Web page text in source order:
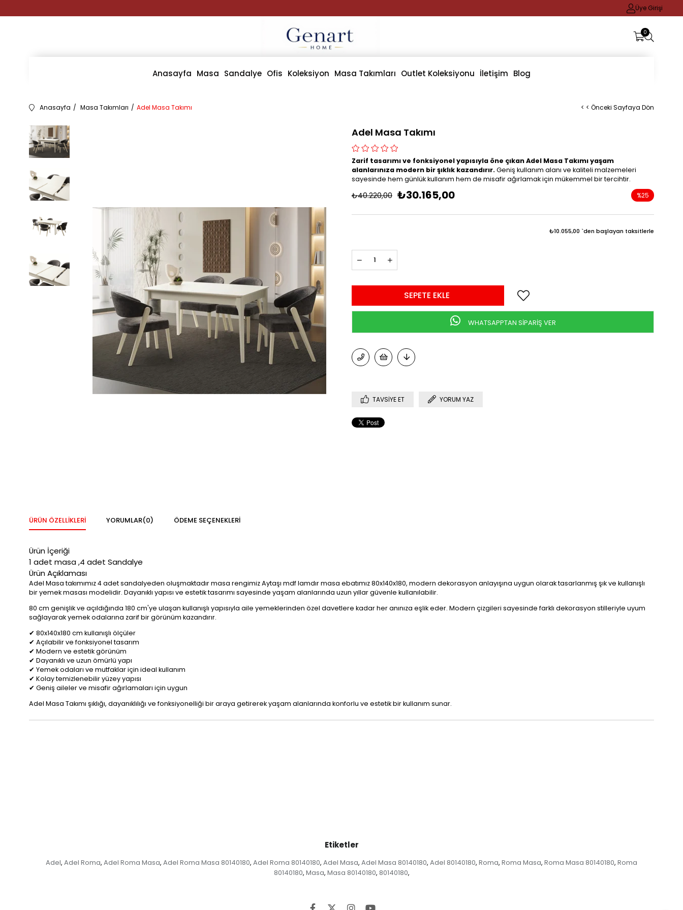
Üye Girişi
0
Anasayfa Masa Sandalye Ofis Koleksiyon Masa Takımları Outlet Koleksiyonu İletişim Blog
Anasayfa Masa Takımları Adel Masa Takımı < < Önceki Sayfaya Dön
Adel Masa Takımı
Zarif tasarımı ve fonksiyonel yapısıyla öne çıkan Adel Masa Takımı yaşam
alanlarınıza modern bir şıklık kazandırır.Geniş kullanım alanı ve kaliteli malzemeleri
sayesinde hem günlük kullanım hem de misafir ağırlamak için mükemmel bir tercihtir.
₺40.220,00 ₺30.165,00 %25
₺10.055,00 `den başlayan taksitlerle
WHATSAPPTAN SİPARİŞ VER
TAVSIYE ET YORUM YAZ
ÜRÜN ÖZELLIKLERI YORUMLAR(0) ÖDEME SEÇENEKLERI
Ürün İçeriği
1 adet masa ,4 adet Sandalye
Ürün Açıklaması
Adel Masa takımımız 4 adet sandalyeden oluşmaktadır masa rengimiz Aytaşı mdf lamdır masa ebatımız 80x140x180, modern dekorasyon anlayışına uygun olarak tasarlanmış şık ve kullanışlı
bir yemek masası modelidir. Dayanıklı yapısı ve estetik tasarımı sayesinde yaşam alanlarında uzun yıllar güvenle kullanılabilir.
80 cm genişlik ve açıldığında 180 cm'ye ulaşan kullanışlı yapısıyla aile yemeklerinden özel davetlere kadar her anınıza eşlik eder. Modern çizgileri sayesinde farklı dekorasyon stilleriyle uyum
sağlayarak yemek odalarına zarif bir görünüm kazandırır.
✔ 80x140x180 cm kullanışlı ölçüler
✔ Açılabilir ve fonksiyonel tasarım
✔ Modern ve estetik görünüm
✔ Dayanıklı ve uzun ömürlü yapı
✔ Yemek odaları ve mutfaklar için ideal kullanım
✔ Kolay temizlenebilir yüzey yapısı
✔ Geniş aileler ve misafir ağırlamaları için uygun
Adel Masa Takımı şıklığı, dayanıklılığı ve fonksiyonelliği bir araya getirerek yaşam alanlarında konforlu ve estetik bir kullanım sunar.
Etiketler
Adel, Adel Roma, Adel Roma Masa, Adel Roma Masa 80140180, Adel Roma 80140180, Adel Masa, Adel Masa 80140180, Adel 80140180, Roma, Roma Masa, Roma Masa 80140180, Roma
80140180, Masa, Masa 80140180, 80140180,